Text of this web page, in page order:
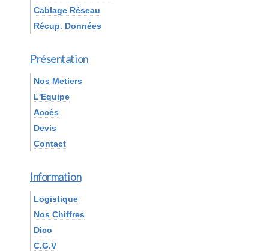
Cablage Réseau
Récup. Données
Présentation
Nos Metiers
L'Equipe
Accès
Devis
Contact
Information
Logistique
Nos Chiffres
Dico
C.G.V